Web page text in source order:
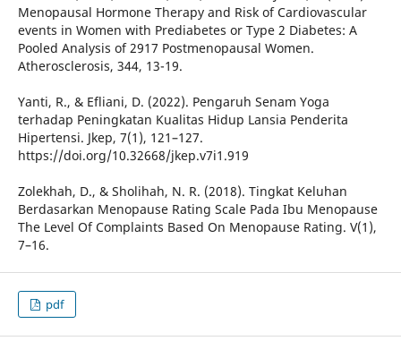
Menopausal Hormone Therapy and Risk of Cardiovascular
events in Women with Prediabetes or Type 2 Diabetes: A
Pooled Analysis of 2917 Postmenopausal Women.
Atherosclerosis, 344, 13-19.
Yanti, R., & Efliani, D. (2022). Pengaruh Senam Yoga
terhadap Peningkatan Kualitas Hidup Lansia Penderita
Hipertensi. Jkep, 7(1), 121–127.
https://doi.org/10.32668/jkep.v7i1.919
Zolekhah, D., & Sholihah, N. R. (2018). Tingkat Keluhan
Berdasarkan Menopause Rating Scale Pada Ibu Menopause
The Level Of Complaints Based On Menopause Rating. V(1),
7–16.
pdf